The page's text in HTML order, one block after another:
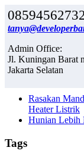
Admin Office:
Jl. Kuningan Barat
Jakarta Selatan
Rasakan
Heater Listrik
Hunian Lebih
Tags